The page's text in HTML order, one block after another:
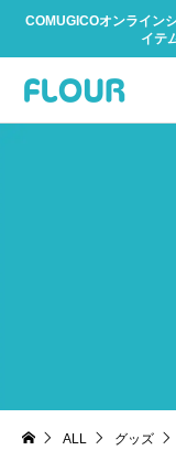
COMUGICOオンライン
イテ
ALL グッズ